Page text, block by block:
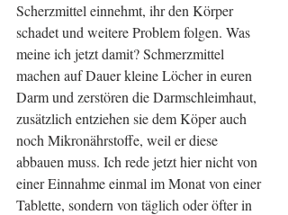
Scherzmittel einnehmt, ihr den Körper
schadet und weitere Problem folgen. Was
meine ich jetzt damit? Schmerzmittel
machen auf Dauer kleine Löcher in euren
Darm und zerstören die Darmschleimhaut,
zusätzlich entziehen sie dem Köper auch
noch Mikronährstoffe, weil er diese
abbauen muss. Ich rede jetzt hier nicht von
einer Einnahme einmal im Monat von einer
Tablette, sondern von täglich oder öfter in